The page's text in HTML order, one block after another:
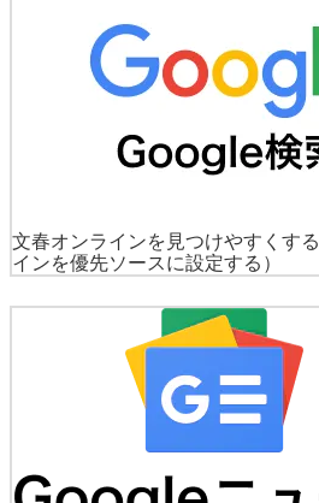
文春オンラインを見つけやすくする
インを優先ソースに設定する）